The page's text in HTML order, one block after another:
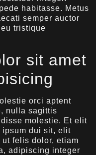
habitasse. Metus
semper auctor
tristique
sit amet
orci aptent
nulla sagittis
molestie. Et elit
ipsum dui sit, elit
felis dolor, etiam
adipiscing integer